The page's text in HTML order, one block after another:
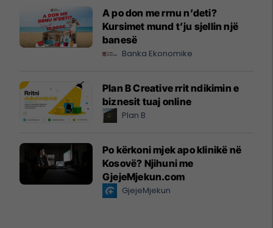
A po don me rrnu n’deti?
Kursimet mund t’ju sjellin një
banesë
Banka Ekonomike
Plan B Creative rrit ndikimin e
biznesit tuaj online
Plan B
Po kërkoni mjek apo klinikë në
Kosovë? Njihuni me
GjejeMjekun.com
GjejeMjekun